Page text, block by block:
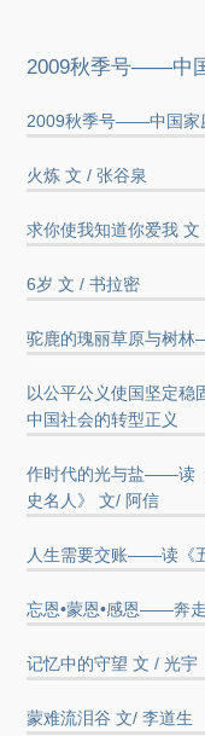
2009秋季号——中
2009秋季号——中国家
火炼 文 / 张谷泉
求你使我知道你爱我 文
6岁 文 / 书拉密
驼鹿的瑰丽草原与树
以公平公义使国坚定
中国社会的转型正义
作时代的光与盐——读
史名人》 文/ 阿信
人生需要交账——读《
忘恩•蒙恩•感恩——奔
记忆中的守望 文 / 光宇
蒙难流泪谷 文/ 李道生